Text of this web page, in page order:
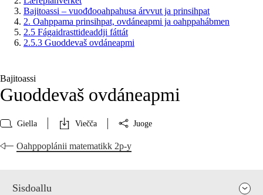
Bajitoassi – vuođđooahpahusa árvvut ja prinsihpat
2. Oahppama prinsihpat, ovdáneapmi ja oahppahábmen
2.5 Fágaidrasttideaddji fáttát
2.5.3 Guoddevaš ovdáneapmi
Bajitoassi
Guoddevaš ovdáneapmi
Giella Viečča Juoge
Oahppoplánii matematikk 2p-y
Sisdoallu